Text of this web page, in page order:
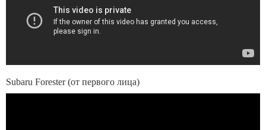
Subaru Forester (от первого лица)